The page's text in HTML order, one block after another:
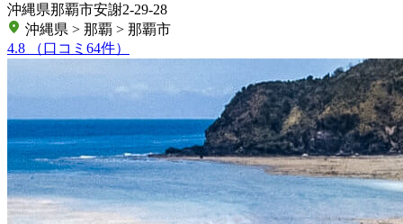
沖縄県那覇市安謝2-29-28
沖縄県 > 那覇 > 那覇市
4.8
（口コミ64件）